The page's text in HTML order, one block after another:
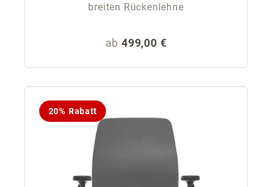
breiten Rückenlehne
Regulärer Preis:
ab 499,00 €
20% Rabatt